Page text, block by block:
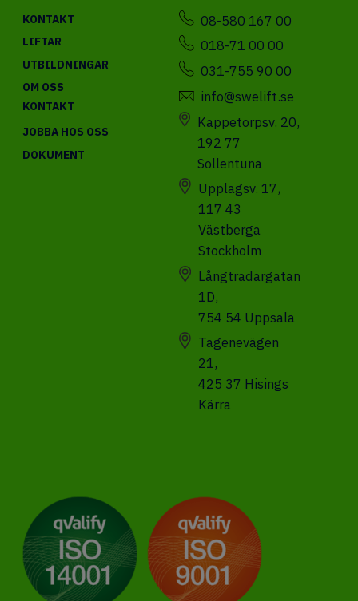
KONTAKT
LIFTAR
UTBILDNINGAR
OM OSS
KONTAKT
JOBBA HOS OSS
DOKUMENT
08-580 167 00
018-71 00 00
031-755 90 00
info@swelift.se
Kappetorpsv. 20,
192 77
Sollentuna
Upplagsv. 17,
117 43
Västberga
Stockholm
Långtradargatan
1D,
754 54 Uppsala
Tagenevägen
21,
425 37 Hisings
Kärra